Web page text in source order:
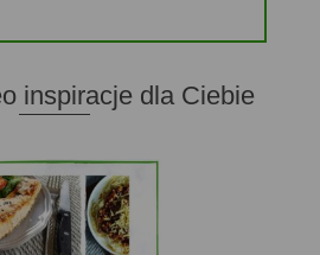
inspiracje dla Ciebie